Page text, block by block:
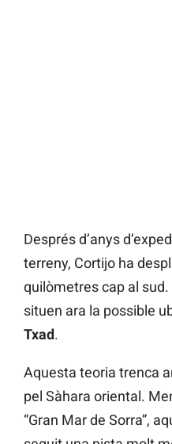
Després d’anys
terreny, Cortijo ha
quilòmetres cap al
situen ara la possible
Txad.
Aquesta teoria trenca
pel Sàhara oriental.
“Gran Mar de Sorra”,